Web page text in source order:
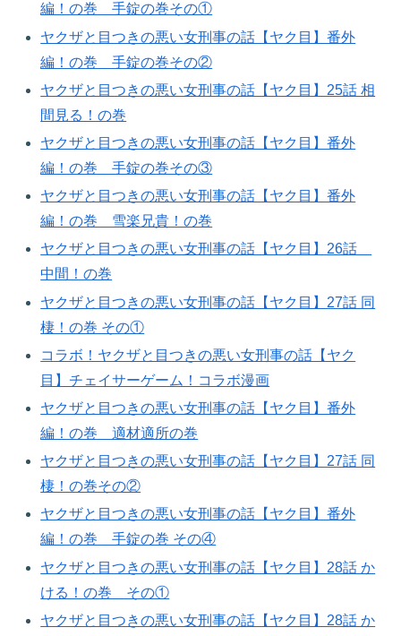
編！の巻 手錠の巻その①
ヤクザと目つきの悪い女刑事の話【ヤク目】番外
編！の巻 手錠の巻その②​
ヤクザと目つきの悪い女刑事の話【ヤク目】25話 相
間見る！の巻​
ヤクザと目つきの悪い女刑事の話【ヤク目】番外
編！の巻 手錠の巻その③​
ヤクザと目つきの悪い女刑事の話【ヤク目】番外
編！の巻 雪楽兄貴！の巻
ヤクザと目つきの悪い女刑事の話【ヤク目】26話
中間！の巻
ヤクザと目つきの悪い女刑事の話【ヤク目】27話 同
棲！の巻 その①
コラボ！ヤクザと目つきの悪い女刑事の話【ヤク
目】チェイサーゲーム！コラボ漫画
ヤクザと目つきの悪い女刑事の話【ヤク目】番外
編！の巻 適材適所の巻​
ヤクザと目つきの悪い女刑事の話【ヤク目】27話 同
棲！の巻その②
ヤクザと目つきの悪い女刑事の話【ヤク目】番外
編！の巻 手錠の巻 その④
ヤクザと目つきの悪い女刑事の話【ヤク目】28話 か
ける！の巻 その①
ヤクザと目つきの悪い女刑事の話【ヤク目】28話 か